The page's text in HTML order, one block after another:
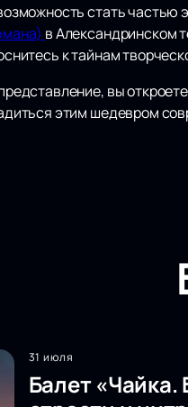
стать частью
в Александринском
к тайнам
вы
этим шедевром
31 июля
Балет